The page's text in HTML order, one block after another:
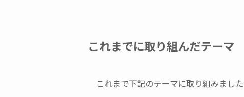
これまでに取り組んだテーマ
これまで下記のテーマに取り組みました